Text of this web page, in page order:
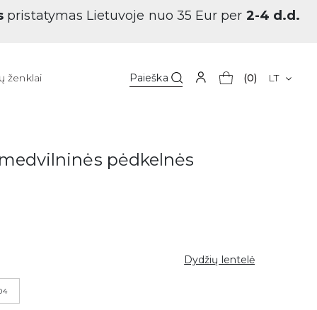
pristatymas Lietuvoje nuo 35 Eur per 2-4 d.d.
ženklai Paieška (0) LT
pėdkelnės
Dydžių lentelė